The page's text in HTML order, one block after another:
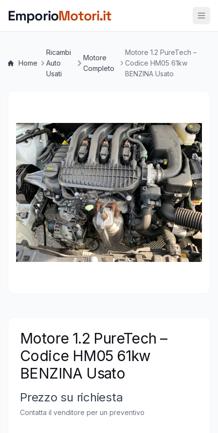
EmporioMotori.it
Home
Ricambi
Auto
Usati
Motore
Completo
Motore 1.2 PureTech –
Codice HM05 61kw
BENZINA Usato
Motore 1.2 PureTech –
Codice HM05 61kw
BENZINA Usato
Prezzo su richiesta
Contatta il venditore per un preventivo